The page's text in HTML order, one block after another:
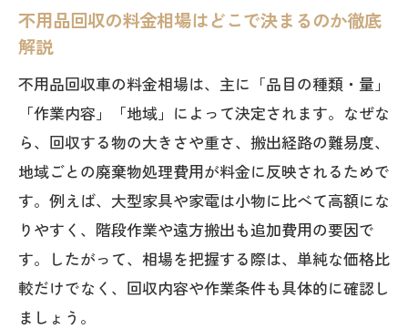
体的に解説
とは
相場を知り安心して不用品回収を依頼す
る方法
回収車依頼で安心を得るためのチェック法
不用品回収で信頼できる依頼先を見極め
るコツ
不用品回収車の安全性を確かめるチェッ
ク項目
不用品回収の料金相場はどこで決まるのか徹底
解説
不用品回収車の料金相場は、主に「品目の種類・量」
「作業内容」「地域」によって決定されます。なぜな
ら、回収する物の大きさや重さ、搬出経路の難易度、
地域ごとの廃棄物処理費用が料金に反映されるためで
す。例えば、大型家具や家電は小物に比べて高額にな
りやすく、階段作業や遠方搬出も追加費用の要因で
す。したがって、相場を把握する際は、単純な価格比
較だけでなく、回収内容や作業条件も具体的に確認し
ましょう。